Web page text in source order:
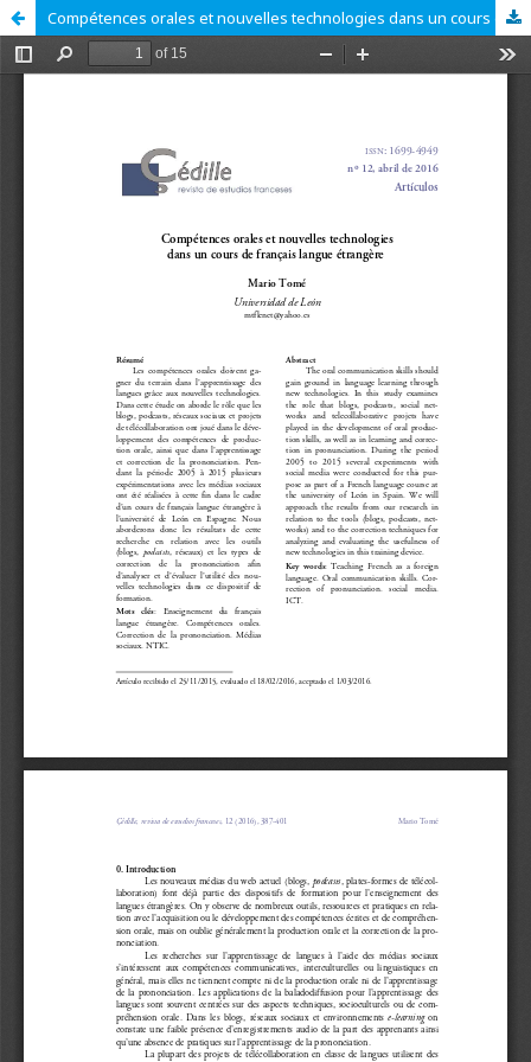
Compétences orales et nouvelles technologies dans un cours de français langue étrangère